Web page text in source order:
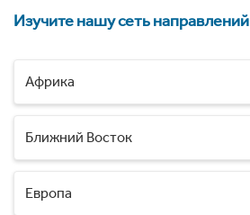
Изучите нашу сеть направлений
Африка
Ближний Восток
Европа